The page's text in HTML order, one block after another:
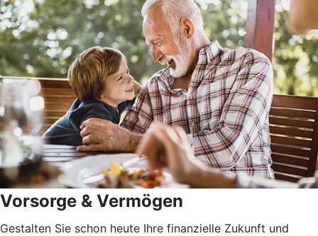
Vorsorge & Vermögen
Gestalten Sie schon heute Ihre finanzielle Zukunft und